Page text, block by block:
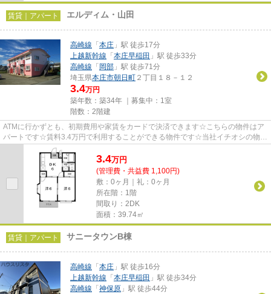
賃貸｜アパート エルディム・山田
高崎線 「 本庄 」駅 徒歩17分
上越新幹線 「 本庄早稲田 」駅 徒歩33分
高崎線 「 岡部 」駅 徒歩71分
埼玉県本庄市朝日町 ２丁目１８－１２
3.4万円
築年数：築34年 ｜募集中： 1室
階数：2階建
ATMに行かずとも、初期費用や家賃をカードで決済できます☆こちらの物件はア
パートです☆賃料3.4万円で利用することができる物件です☆当社イチオシの物件
の「エルディム・山田」☆ぜひ一...
3.4万円
(管理費・共益費 1,100円)
敷：0ヶ月｜礼：0ヶ月
所在階：1階
間取り：2DK
面積：39.74㎡
賃貸｜アパート サニータウンB棟
高崎線 「 本庄 」駅 徒歩16分
上越新幹線 「 本庄早稲田 」駅 徒歩34分
高崎線 「 神保原 」駅 徒歩44分